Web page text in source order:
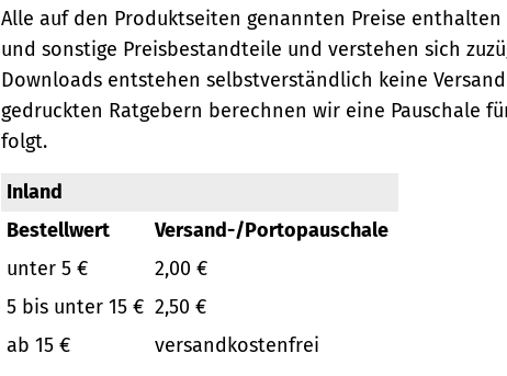
Alle auf den Produktseiten genannten Preise
und sonstige Preisbestandteile und verstehen sich
Downloads entstehen selbstverständlich keine
gedruckten Ratgebern berechnen wir eine Pauschale
folgt.
Inland
Bestellwert
Versand-/Portopauschale
unter 5 €
2,00 €
5 bis unter 15 € 2,50 €
ab 15 €
versandkostenfrei